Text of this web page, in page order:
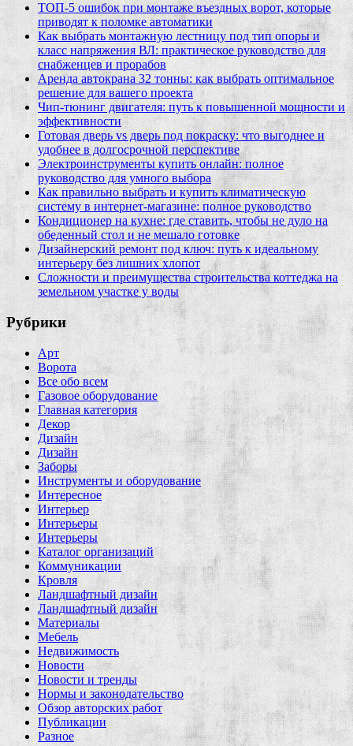
ТОП-5 ошибок при монтаже въездных ворот, которые
приводят к поломке автоматики
Как выбрать монтажную лестницу под тип опоры и
класс напряжения ВЛ: практическое руководство для
снабженцев и прорабов
Аренда автокрана 32 тонны: как выбрать оптимальное
решение для вашего проекта
Чип‑тюнинг двигателя: путь к повышенной мощности и
эффективности
Готовая дверь vs дверь под покраску: что выгоднее и
удобнее в долгосрочной перспективе
Электроинструменты купить онлайн: полное
руководство для умного выбора
Как правильно выбрать и купить климатическую
систему в интернет‑магазине: полное руководство
Кондиционер на кухне: где ставить, чтобы не дуло на
обеденный стол и не мешало готовке
Дизайнерский ремонт под ключ: путь к идеальному
интерьеру без лишних хлопот
Сложности и преимущества строительства коттеджа на
земельном участке у воды
Рубрики
Арт
Ворота
Все обо всем
Газовое оборудование
Главная категория
Декор
Дизайн
Дизайн
Заборы
Инструменты и оборудование
Интересное
Интерьер
Интерьеры
Интерьеры
Каталог организаций
Коммуникации
Кровля
Ландшафтный дизайн
Ландшафтный дизайн
Материалы
Мебель
Недвижимость
Новости
Новости и тренды
Нормы и законодательство
Обзор авторских работ
Публикации
Разное